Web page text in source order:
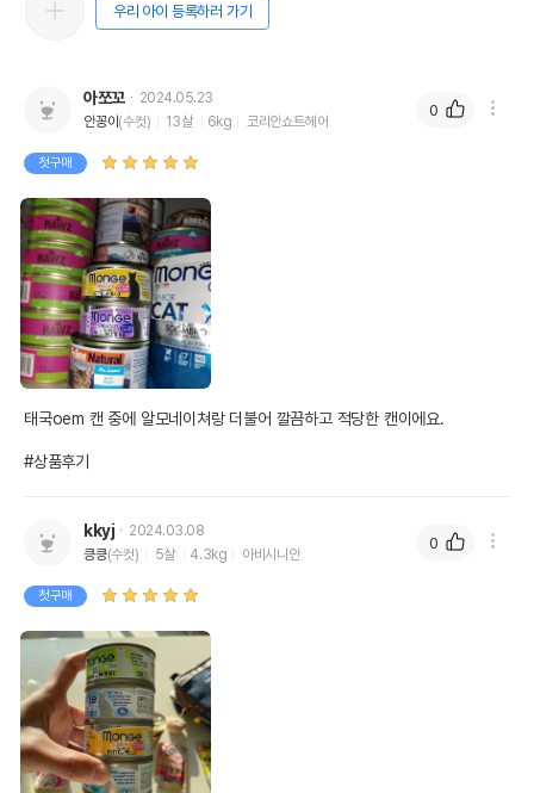
우리 아이 등록하러 가기
아쪼꼬
2024.05.23
안꽁이 (수컷) 13살 6kg 코리안쇼트헤어
첫구매
태국oem 캔 중에 알모네이쳐랑 더불어 깔끔하고 적당한 캔이에요.
#상품후기
0
kkyj
2024.03.08
킁킁(수컷) 5살 4.3kg 아비시니안
첫구매
0